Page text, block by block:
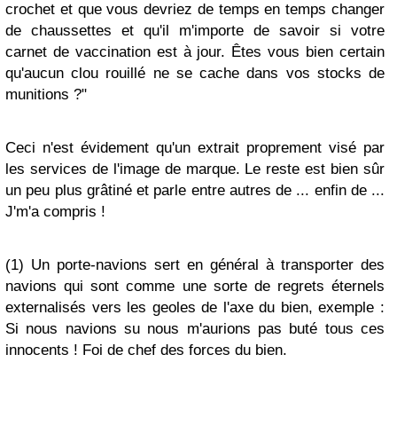
crochet et que vous devriez de temps en temps changer
de chaussettes et qu'il m'importe de savoir si votre
carnet de vaccination est à jour. Êtes vous bien certain
qu'aucun clou rouillé ne se cache dans vos stocks de
munitions ?"
Ceci n'est évidement qu'un extrait proprement visé par
les services de l'image de marque. Le reste est bien sûr
un peu plus grâtiné et parle entre autres de ... enfin de ...
J'm'a compris !
(1) Un porte-navions sert en général à transporter des
navions qui sont comme une sorte de regrets éternels
externalisés vers les geoles de l'axe du bien, exemple :
Si nous navions su nous m'aurions pas buté tous ces
innocents ! Foi de chef des forces du bien.